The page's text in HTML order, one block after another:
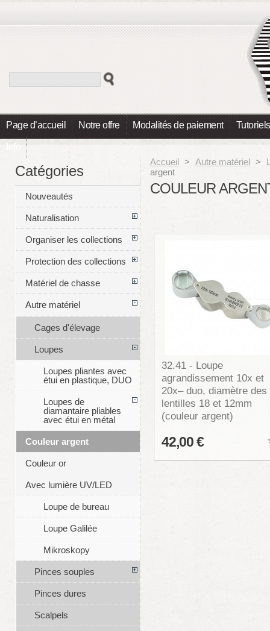
Page d’accueil Notre offre Modalités de paiement Tutoriels
Info
Accueil > Autre matériel >
argent
COULEUR
32.41 - Loupe
agrandissement 10x et
20x– duo, diamètre des
lentilles 18 et 12mm
(couleur argent)
42,00 €
Catégories
Nouveautés
Naturalisation
Organiser les collections
Protection des collections
Matériel de chasse
Autre matériel
Cages d'élevage
Loupes
Loupes pliantes avec
étui en plastique, DUO
Loupes de
diamantaire pliables
avec étui en métal
Couleur argent
Couleur or
Avec lumière UV/LED
Loupe de bureau
Loupe Galilée
Mikroskopy
Pinces souples
Pinces dures
Scalpels